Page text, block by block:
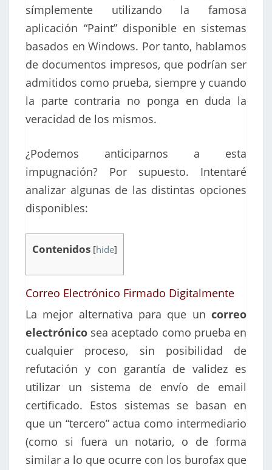
símplemente utilizando la famosa
aplicación “Paint” disponible en sistemas
basados en Windows. Por tanto, hablamos
de documentos impresos, que podrían ser
admitidos como prueba, siempre y cuando
la parte contraria no ponga en duda la
veracidad de los mismos.
¿Podemos anticiparnos a esta
impugnación? Por supuesto. Intentaré
analizar algunas de las distintas opciones
disponibles:
Contenidos [hide]
Correo Electrónico Firmado Digitalmente
La mejor alternativa para que un correo
electrónico sea aceptado como prueba en
cualquier proceso, sin posibilidad de
refutación y con garantía de validez es
utilizar un sistema de envío de email
certificado. Estos sistemas se basan en
que un “tercero” actua como intermediario
(como si fuera un notario, o de forma
similar a lo que ocurre con los burofax que